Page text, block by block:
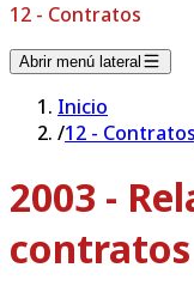
12 - Contratos
Abrir menú lateral
Inicio
/12 - Contratos
2003 -